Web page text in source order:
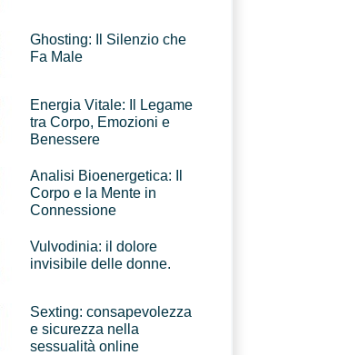
Ghosting: Il Silenzio che
Fa Male
Energia Vitale: Il Legame
tra Corpo, Emozioni e
Benessere
Analisi Bioenergetica: Il
Corpo e la Mente in
Connessione
Vulvodinia: il dolore
invisibile delle donne.
Sexting: consapevolezza
e sicurezza nella
sessualità online